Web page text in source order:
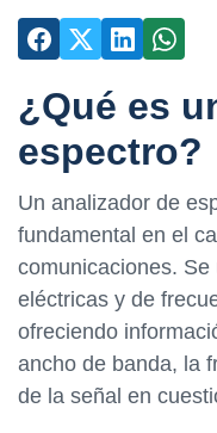
¿Qué es
espectro?
Un analizador de
fundamental en el
comunicaciones.
eléctricas y de
ofreciendo
ancho de banda, la
de la señal en